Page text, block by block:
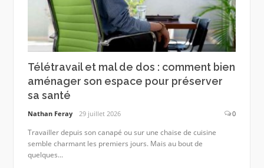
Télétravail et mal de dos : comment bien
aménager son espace pour préserver
sa santé
Nathan Feray 29 juillet 2026 0
Travailler depuis son canapé ou sur une chaise de cuisine
semble charmant les premiers jours. Mais au bout de
quelques...